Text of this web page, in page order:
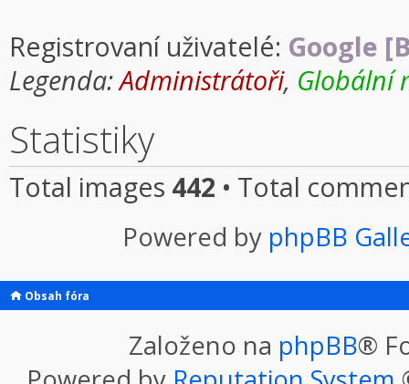
Registrovaní uživatelé: Google
Legenda:Administrátoři, Globální
Statistiky
Total images 442 • Total
Powered by phpBB
Obsah fóra
Založeno na phpBB®